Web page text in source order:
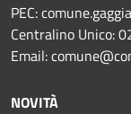
PEC:
Centralino Unico:
Email:
NOVITÀ